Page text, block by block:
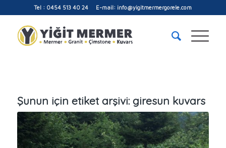
Tel : 0454 513 40 24 E-mail: info@yigitmermergorele.com
Şunun için etiket arşivi: giresun kuvars